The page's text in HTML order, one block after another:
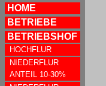
HOME
BETRIEBE
BETRIEBSHOF
HOCHFLUR
NIEDERFLUR
ANTEIL 10-30%